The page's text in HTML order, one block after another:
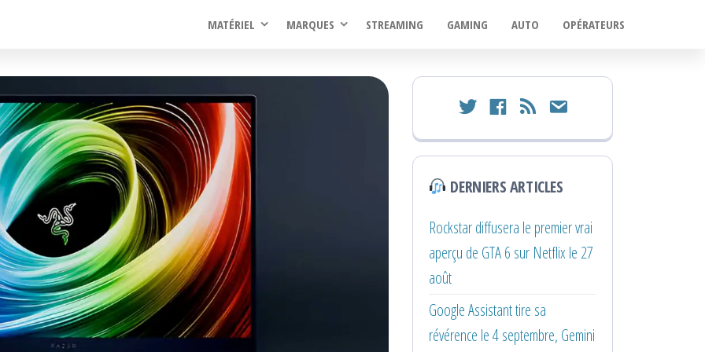
MATÉRIEL MARQUES STREAMING GAMING AUTO OPÉRATEURS
twitter facebook
rss email
DERNIERS ARTICLES
Rockstar diffusera le premier vrai
aperçu de GTA 6 sur Netflix le 27
août
Google Assistant tire sa
révérence le 4 septembre, Gemini